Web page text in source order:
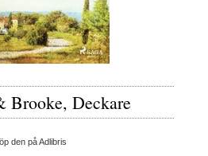
Brooke, Deckare
den på Adlibris